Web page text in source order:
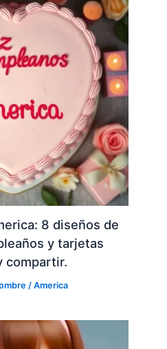
8 diseños de
y tarjetas
compartir.
/America